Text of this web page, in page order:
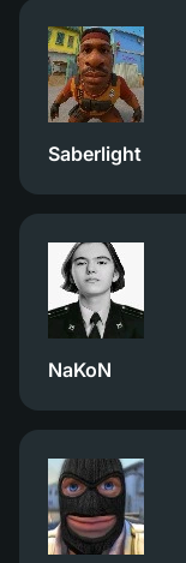
Saberlight
NaKoN